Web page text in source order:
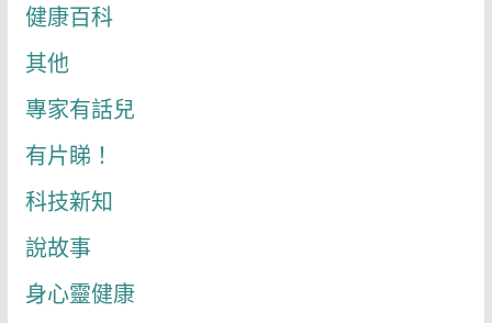
健康百科
其他
專家有話兒
有片睇！
科技新知
說故事
身心靈健康